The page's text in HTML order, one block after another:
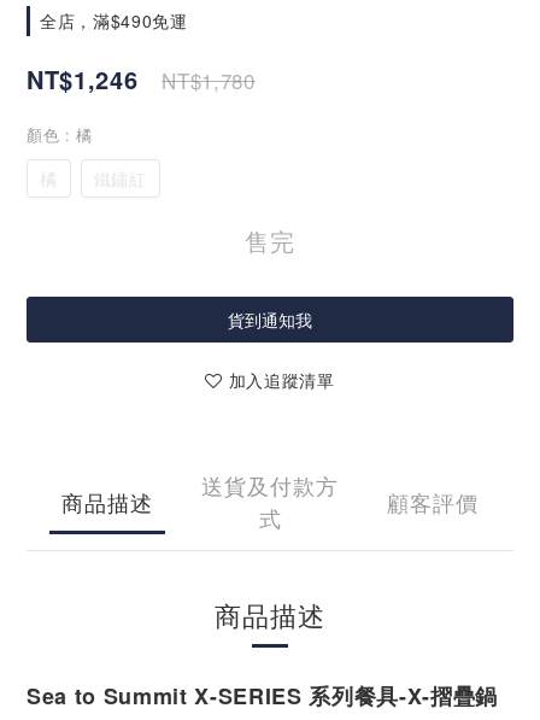
全店，滿$490免運
NT$1,246 NT$1,780
顏色 : 橘
橘 鐵鏽紅
售完
貨到通知我
加入追蹤清單
商品描述
送貨及付款方
式
顧客評價
商品描述
Sea to Summit X-SERIES 系列餐具-X-摺疊鍋